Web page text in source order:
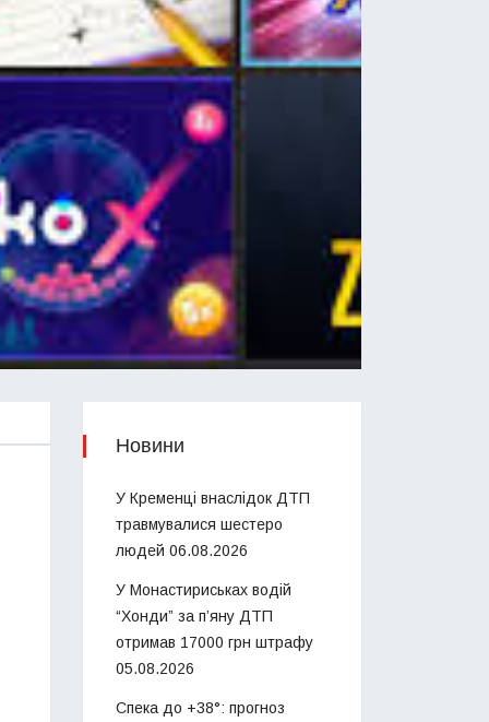
Новини
У Кременці внаслідок ДТП
травмувалися шестеро
людей 06.08.2026
У Монастириськах водій
“Хонди” за п’яну ДТП
отримав 17000 грн штрафу
05.08.2026
Спека до +38°: прогноз